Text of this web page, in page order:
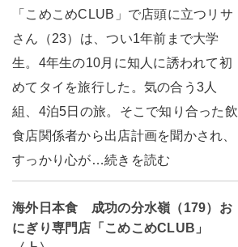
「こめこめCLUB」で店頭に立つリサ
さん（23）は、つい1年前まで大学
生。4年生の10月に知人に誘われて初
めてタイを旅行した。気の合う3人
組、4泊5日の旅。そこで知り合った飲
食店関係者から出店計画を聞かされ、
すっかり心が…続きを読む
海外日本食 成功の分水嶺（179）お
にぎり専門店「こめこめCLUB」